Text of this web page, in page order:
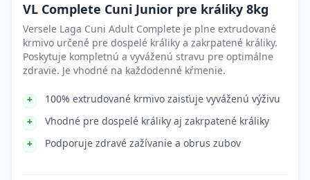
VL Complete Cuni Junior pre králiky 8kg
Versele Laga Cuni Adult Complete je plne extrudované
krmivo určené pre dospelé králiky a zakrpatené králiky.
Poskytuje kompletnú a vyváženú stravu pre optimálne
zdravie. Je vhodné na každodenné kŕmenie.
100% extrudované krmivo zaisťuje vyváženú výživu
Vhodné pre dospelé králiky aj zakrpatené králiky
Podporuje zdravé zažívanie a obrus zubov